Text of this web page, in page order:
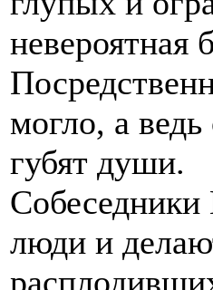
невероятная
могло, а
губят души.
Собеседники
люди и